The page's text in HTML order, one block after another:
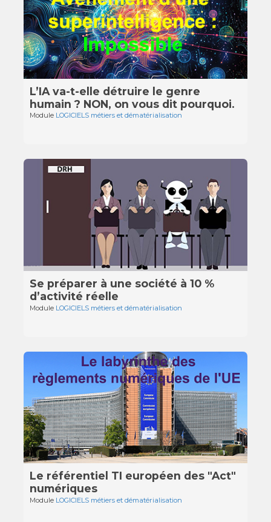
L’IA va-t-elle détruire le genre
humain ? NON, on vous dit pourquoi.
Module LOGICIELS métiers et dématérialisation
Se préparer à une société à 10 %
d’activité réelle
Module LOGICIELS métiers et dématérialisation
Le référentiel TI européen des "Act"
numériques
Module LOGICIELS métiers et dématérialisation